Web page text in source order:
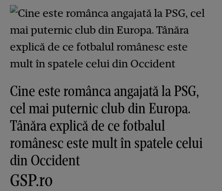
Cine este românca angajată la PSG,
cel mai puternic club din Europa.
Tânăra explică de ce fotbalul
românesc este mult în spatele celui
din Occident
GSP.ro